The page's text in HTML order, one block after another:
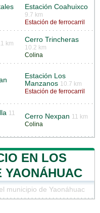
Estación Coahuixco
9.7 km
Estación de ferrocarril
km
Cerro Trincheras
10.2 km
Colina
Estación Los
Manzanos 10.7 km
Estación de ferrocarril
11
Cerro Nexpan 11 km
Colina
EN LOS
YAONÁHUAC
municipio de Yaonáhuac